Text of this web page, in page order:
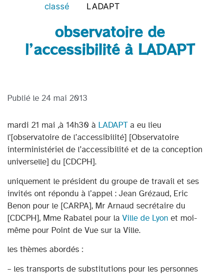
classé
LADAPT
observatoire de
l’accessibilité à LADAPT
Publié le 24 mai 2013
mardi 21 mai ,à 14h30 à LADAPTa eu lieu
l'[observatoire de l’accessibilité] [Observatoire
interministériel de l’accessibilité et de la conception
universelle] du [CDCPH].
uniquement le président du groupe de travail et ses
invités ont répondu à l’appel : Jean Grézaud, Eric
Benon pour le [CARPA], Mr Arnaud secrétaire du
[CDCPH], Mme Rabatel pour la Ville de Lyon et moi-
même pour Point de Vue sur la Ville.
les thèmes abordés :
– les transports de substitutions pour les personnes